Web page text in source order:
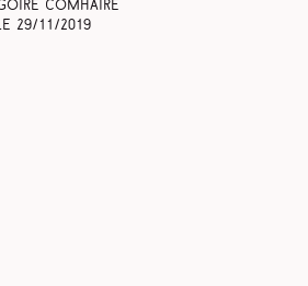
Comhaire
29/11/2019